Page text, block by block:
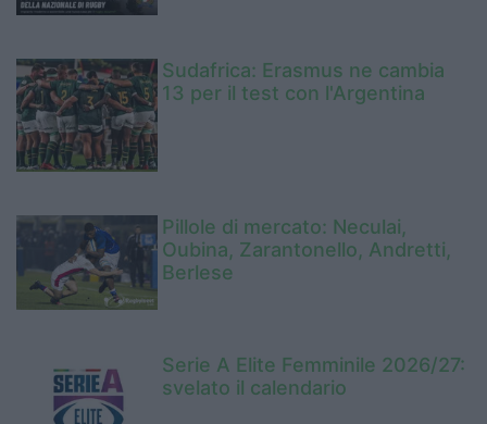
Sudafrica: Erasmus ne cambia
13 per il test con l'Argentina
Pillole di mercato: Neculai,
Oubina, Zarantonello, Andretti,
Berlese
Serie A Elite Femminile 2026/27:
svelato il calendario